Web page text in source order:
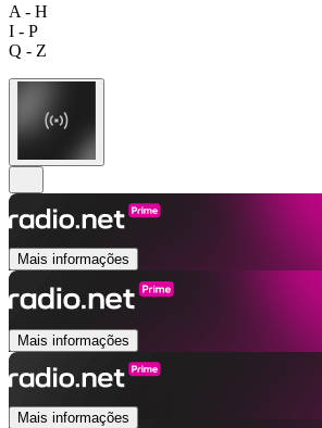
A - H
I - P
Q - Z
Mais informações
Mais informações
Mais informações